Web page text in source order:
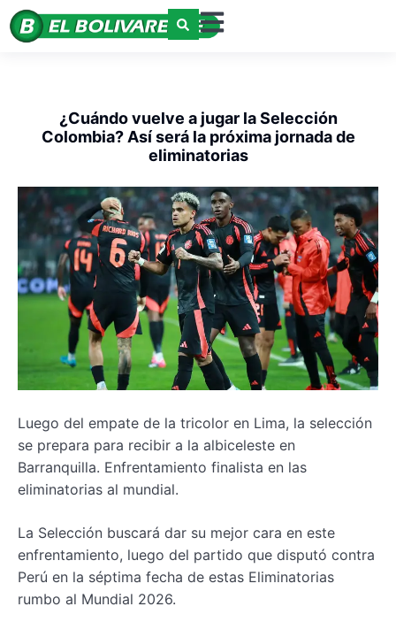
¿Cuándo vuelve a jugar la Selección
Colombia? Así será la próxima jornada de
eliminatorias
Luego del empate de la tricolor en Lima, la selección
se prepara para recibir a la albiceleste en
Barranquilla. Enfrentamiento finalista en las
eliminatorias al mundial.
La Selección buscará dar su mejor cara en este
enfrentamiento, luego del partido que disputó contra
Perú en la séptima fecha de estas Eliminatorias
rumbo al Mundial 2026.